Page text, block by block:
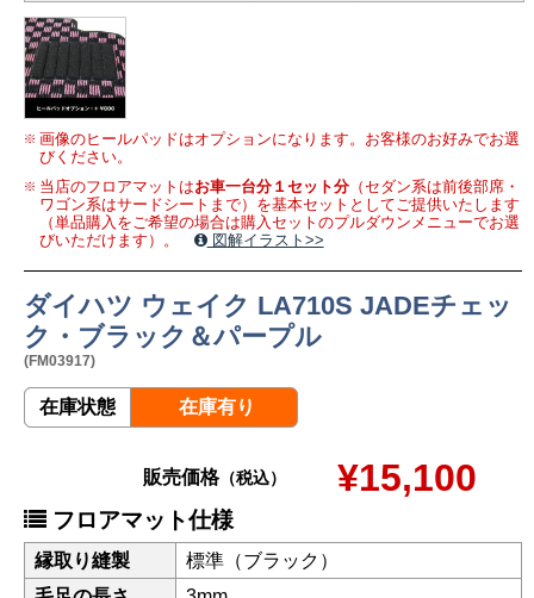
画像のヒールパッドはオプションになります。お客様のお好みでお選
びください。
当店のフロアマットはお車一台分１セット分（セダン系は前後部席・
ワゴン系はサードシートまで）を基本セットとしてご提供いたします
（単品購入をご希望の場合は購入セットのプルダウンメニューでお選
びいただけます）。
図解イラスト>>
ダイハツ ウェイク LA710S JADEチェッ
ク・ブラック＆パープル
(FM03917)
在庫状態 在庫有り
販売価格（税込） ¥15,100
フロアマット仕様
縁取り縫製
標準（ブラック）